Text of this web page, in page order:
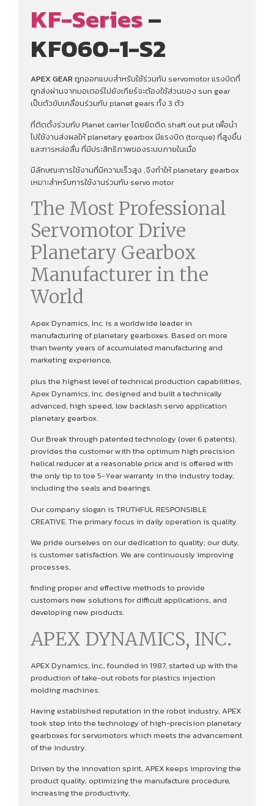
KF-Series–
KF060-1-S2
APEX GEAR ถูกออกแบบสำหรับใช้ร่วมกับ servomotor แรงบิดที่
ถูกส่งผ่านจากมอเตอร์ไปยังเกียร์จะต้องใช้ส่วนของ sun gear
เป็นตัวขับเคลื่อนร่วมกับ planet gears ทั้ง 3 ตัว
ที่ติดตั้งร่วมกับ Planet carrier โดยยึดติด shaft out put เพื่อนํา
ไปใช้งานส่งผลให้ planetary gearbox มีแรงบิด (torque) ที่สูงขึ้น
และการหล่อลื่น ที่มีประสิทธิภาพของระบบภายในเมื่อ
มีลักษณะการใช้งานที่มีความเร็วสูง ,จึงทําให้ planetary gearbox
เหมาะสำหรับการใช้งานร่วมกับ servo motor
The Most Professional
Servomotor Drive
Planetary Gearbox
Manufacturer in the
World
Apex Dynamics, Inc. is a worldwide leader in
manufacturing of planetary gearboxes. Based on more
than twenty years of accumulated manufacturing and
marketing experience,
plus the highest level of technical production capabilities,
Apex Dynamics, Inc. designed and built a technically
advanced, high speed, low backlash servo application
planetary gearbox.
Our Break through patented technology (over 6 patents),
provides the customer with the optimum high precision
helical reducer at a reasonable price and is offered with
the only tip to toe 5-Year warranty in the industry today,
including the seals and bearings.
Our company slogan is TRUTHFUL RESPONSIBLE
CREATIVE. The primary focus in daily operation is quality.
We pride ourselves on our dedication to quality; our duty,
is customer satisfaction. We are continuously improving
processes,
finding proper and effective methods to provide
customers new solutions for difficult applications, and
developing new products.
APEX DYNAMICS, INC.
APEX Dynamics, Inc., founded in 1987, started up with the
production of take-out robots for plastics injection
molding machines.
Having established reputation in the robot industry, APEX
took step into the technology of high-precision planetary
gearboxes for servomotors which meets the advancement
of the industry.
Driven by the innovation spirit, APEX keeps improving the
product quality, optimizing the manufacture procedure,
increasing the productivity,